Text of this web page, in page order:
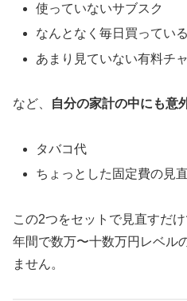
使っていないサブスク
なんとなく毎日買ってい
あまり見ていない有料チ
など、 自分の家計の中にも意
タバコ代
ちょっとした固定費の見
この2つをセットで見直すだけ
年間で数万〜十数万円レベル
ません。